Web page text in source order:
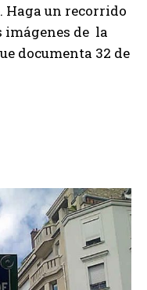
Haga un recorrido
imágenes de la
documenta 32 de